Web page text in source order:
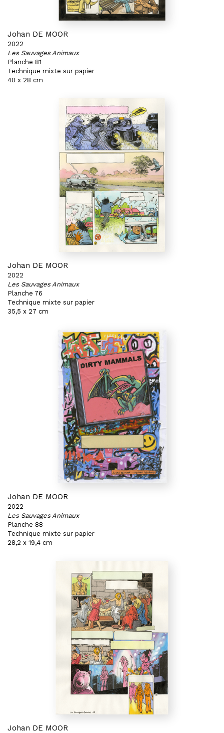
Johan DE MOOR
2022
Les Sauvages Animaux
Planche 81
Technique mixte sur papier
40 x 28 cm
Johan DE MOOR
2022
Les Sauvages Animaux
Planche 76
Technique mixte sur papier
35,5 x 27 cm
Johan DE MOOR
2022
Les Sauvages Animaux
Planche 88
Technique mixte sur papier
28,2 x 19,4 cm
Johan DE MOOR